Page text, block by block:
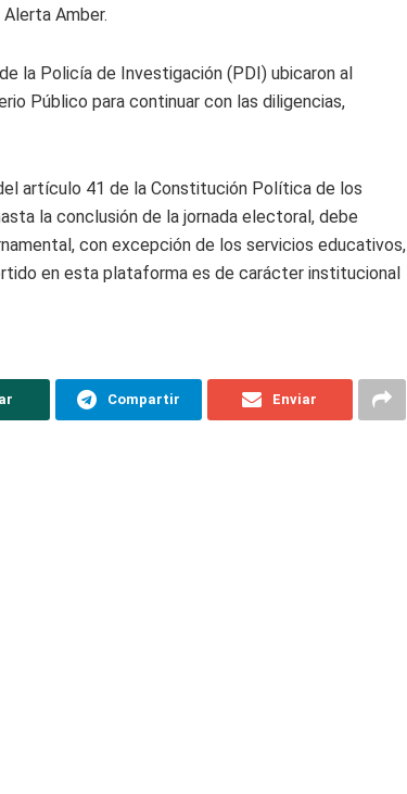
Amber.
la Policía de Investigación (PDI) ubicaron al
Público para continuar con las diligencias,
artículo 41 de la Constitución Política de los
la conclusión de la jornada electoral, debe
con excepción de los servicios educativos,
en esta plataforma es de carácter institucional
Compartir Enviar